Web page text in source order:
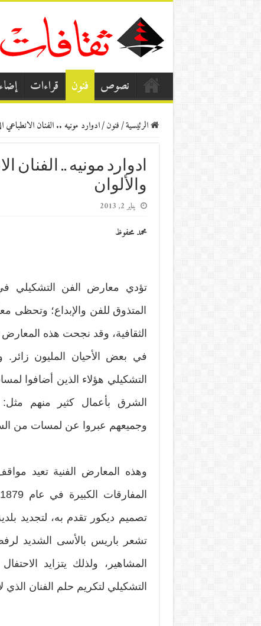
نصوص فنون قراءات
الرئيسية/فنون/ادوارد مونيه .. الفنان الانطباعي
ادوارد مونيه ..
والألوان
يناير 2, 2013
محمد محفوظ
تؤدي معارض الفن التشكيلي في
المتذوق للفن والإبداع؛
الثقافية، وقد نجحت هذه
في بعض الأحيان المليون
التشكيلي هؤلاء الذين أضافوا
الشرق بأعمال كثير منهم مثل:
وجميعهم عبروا عن لمسات من
وهذه المعارض الفنية تعيد
تصميم ديكور تقدم به، لتجديد
تشعر باريس بالأسى الشديد
المشاهير، ولذلك يتزايد
التشكيلي لتكريم حلم الفنان